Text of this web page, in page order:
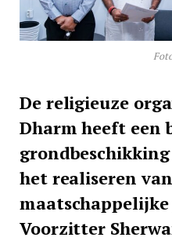
De religieuze
Dharm heeft een
het realiseren
Voorzitter